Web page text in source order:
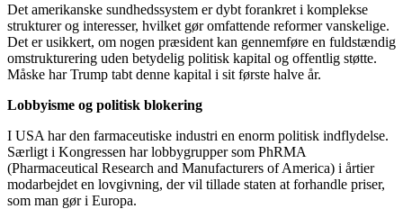
Det amerikanske sundhedssystem er dybt forankret i komplekse
strukturer og interesser, hvilket gør omfattende reformer vanskelige.
Det er usikkert, om nogen præsident kan gennemføre en fuldstændig
omstrukturering uden betydelig politisk kapital og offentlig støtte.
Måske har Trump tabt denne kapital i sit første halve år.
Lobbyisme og politisk blokering
I USA har den farmaceutiske industri en enorm politisk indflydelse.
Særligt i Kongressen har lobbygrupper som PhRMA
(Pharmaceutical Research and Manufacturers of America) i årtier
modarbejdet en lovgivning, der vil tillade staten at forhandle priser,
som man gør i Europa.